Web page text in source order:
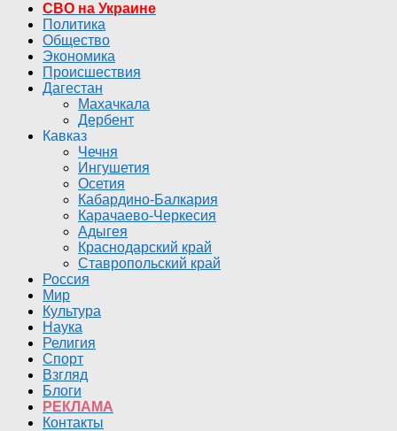
СВО на Украине
Политика
Общество
Экономика
Происшествия
Дагестан
Махачкала
Дербент
Кавказ
Чечня
Ингушетия
Осетия
Кабардино-Балкария
Карачаево-Черкесия
Адыгея
Краснодарский край
Ставропольский край
Россия
Мир
Культура
Наука
Религия
Спорт
Взгляд
Блоги
РЕКЛАМА
Контакты